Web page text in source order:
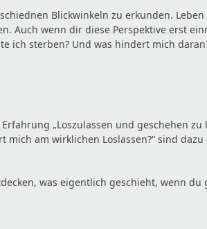
Blickwinkeln zu erkunden. Leben
Auch wenn dir diese Perspektive erst
ich sterben? Und was hindert mich
„Loszulassen und geschehen zu
mich am wirklichen Loslassen?“ sind dazu
was eigentlich geschieht, wenn du